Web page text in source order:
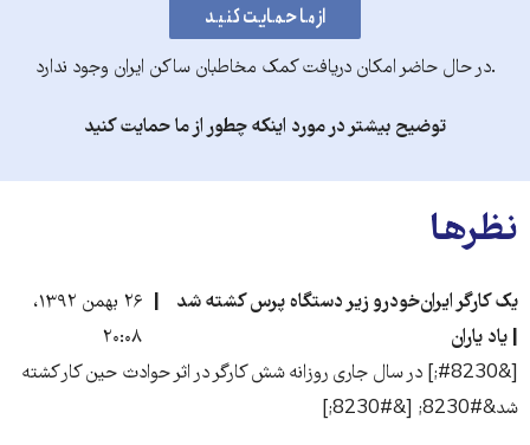
.در حال حاضر امکان دریافت کمک مخاطبان ساکن ایران وجود ندارد
توضیح بیشتر در مورد اینکه چطور از ما حمایت کنید
نظرها
یک کارگر ایران‌خودرو زیر دستگاه پرس کشته شد
| یاد یاران
۲۶ بهمن ۱۳۹۲،
۲۰:۰۸
[&#8230;] در سال جاری روزانه شش کارگر در اثر حوادث حین کار کشته
شد&#8230; [&#8230;]